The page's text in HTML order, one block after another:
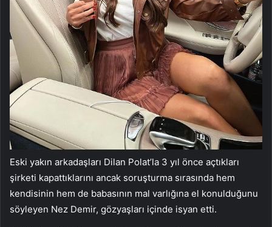
Eski yakın arkadaşları Dilan Polat’la 3 yıl önce açtıkları
şirketi kapattıklarını ancak soruşturma sırasında hem
kendisinin hem de babasının mal varlığına el konulduğunu
söyleyen Nez Demir, gözyaşları içinde isyan etti.